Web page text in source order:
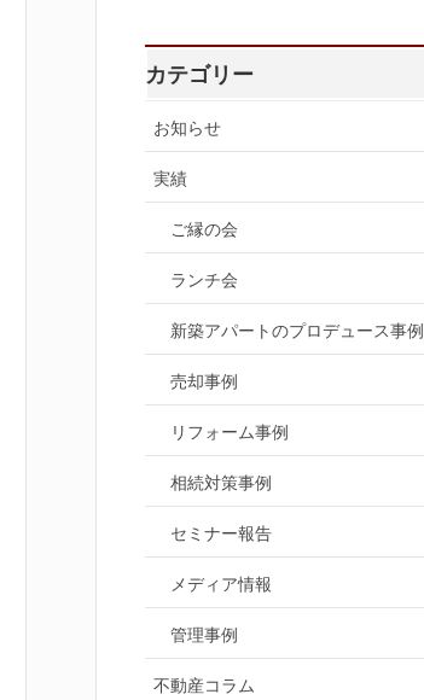
カテゴリー
お知らせ
実績
ご縁の会
ランチ会
新築アパートのプロデュース事例
売却事例
リフォーム事例
相続対策事例
セミナー報告
メディア情報
管理事例
不動産コラム